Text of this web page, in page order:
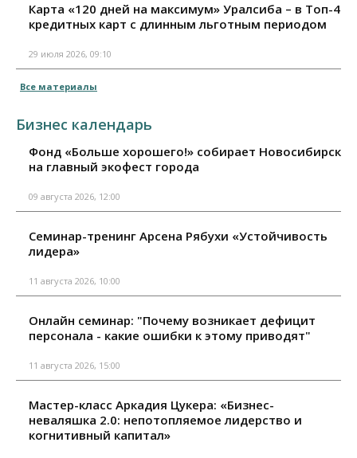
Карта «120 дней на максимум» Уралсиба – в Топ-4
кредитных карт с длинным льготным периодом
29 июля 2026, 09:10
Все материалы
Бизнес календарь
Фонд «Больше хорошего!» собирает Новосибирск
на главный экофест города
09 августа 2026, 12:00
Семинар-тренинг Арсена Рябухи «Устойчивость
лидера»
11 августа 2026, 10:00
Онлайн семинар: "Почему возникает дефицит
персонала - какие ошибки к этому приводят"
11 августа 2026, 15:00
Мастер-класс Аркадия Цукера: «Бизнес-
неваляшка 2.0: непотопляемое лидерство и
когнитивный капитал»